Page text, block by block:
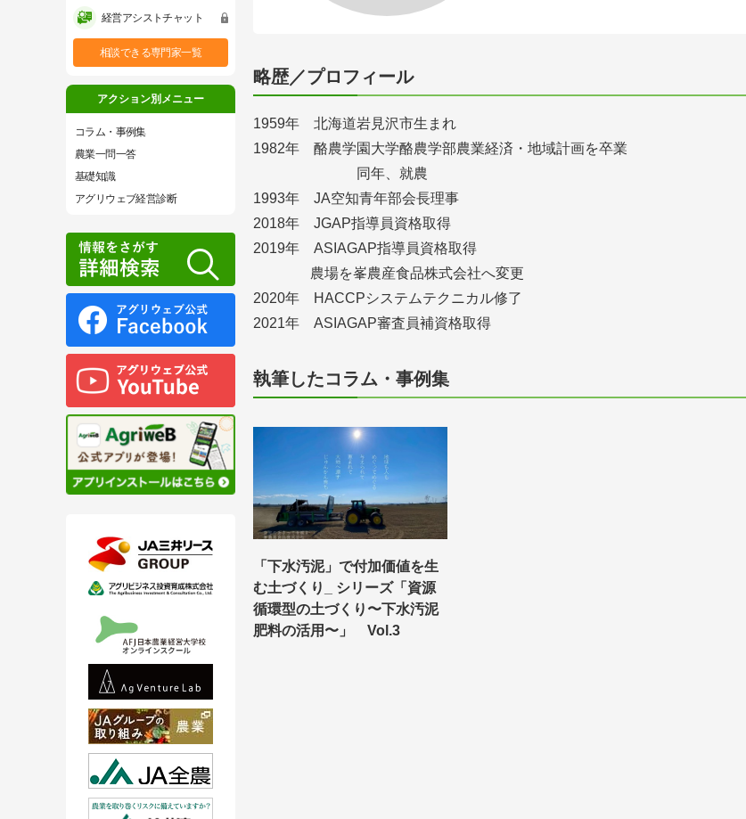
略歴／プロフィール
1959年 北海道岩見沢市生まれ
1982年 酪農学園大学酪農学部農業経済・地域計画を卒業
同年、就農
1993年 JA空知青年部会長理事
2018年 JGAP指導員資格取得
2019年 ASIAGAP指導員資格取得
農場を峯農産食品株式会社へ変更
2020年 HACCPシステムテクニカル修了
2021年 ASIAGAP審査員補資格取得
執筆したコラム・事例集
「下水汚泥」で付加価値を生
む土づくり_ シリーズ「資源
循環型の土づくり〜下水汚泥
肥料の活用〜」 Vol.3
経営アシストチャット
相談できる専門家一覧
アクション別メニュー
コラム・事例集
農業一問一答
基礎知識
アグリウェブ経営診断